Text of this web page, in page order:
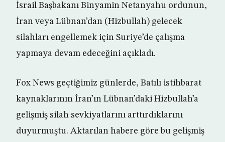
İsrail Başbakanı Binyamin Netanyahu ordunun,
İran veya Lübnan’dan (Hizbullah) gelecek
silahları engellemek için Suriye’de çalışma
yapmaya devam edeceğini açıkladı.
Fox News geçtiğimiz günlerde, Batılı istihbarat
kaynaklarının İran’ın Lübnan’daki Hizbullah’a
gelişmiş silah sevkiyatlarını arttırdıklarını
duyurmuştu. Aktarılan habere göre bu gelişmiş